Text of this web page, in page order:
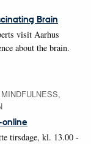
Brain
visit Aarhus
about the brain.
online
tirsdage, kl. 13.00 -